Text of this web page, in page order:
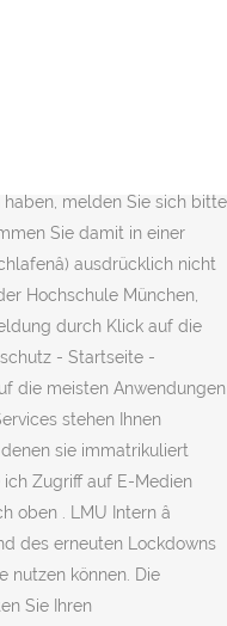
Ausgabeortes derzeit
melden Sie sich bitte
Sie damit in einer
ausdrücklich nicht
Hochschule München,
durch Klick auf die
- Startseite -
die meisten Anwendungen
stehen Ihnen
sie immatrikuliert
Zugriff auf E-Medien
. LMU Intern â
des erneuten Lockdowns
nutzen können. Die
Sie Ihren